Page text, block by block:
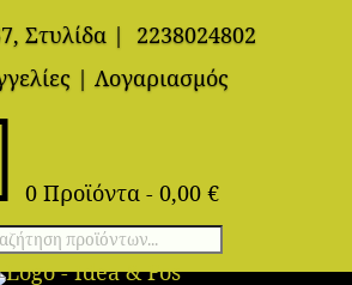
Στυλίδα |
2238024802
| Λογαριασμός
0 Προϊόντα - 0,00 €